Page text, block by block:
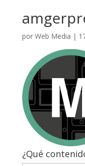
por Web Media |
¿Qué